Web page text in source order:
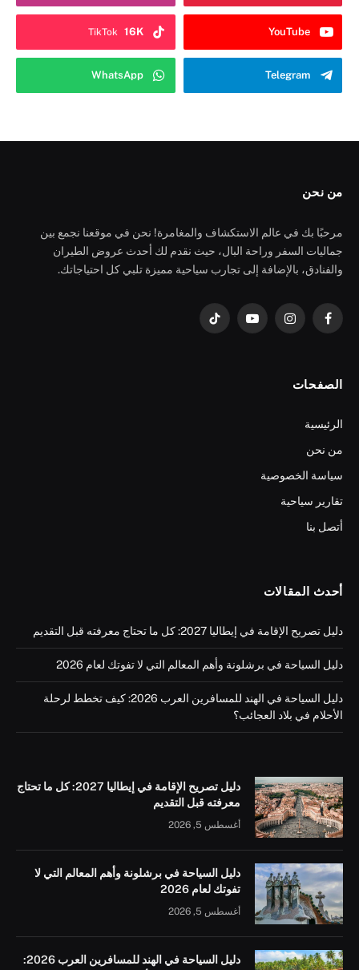
YouTube
TikTok 16K
Telegram
WhatsApp
من نحن
مرحبًا بك في عالم الاستكشاف والمغامرة! نحن في موقعنا نجمع بين
جماليات السفر وراحة البال، حيث نقدم لك أحدث عروض الطيران
والفنادق، بالإضافة إلى تجارب سياحية مميزة تلبي كل احتياجاتك.
فيسبوكالانستغراميوتيوب تيكتوك
الصفحات
الرئيسية
من نحن
سياسة الخصوصية
تقارير سياحية
أتصل بنا
أحدث المقالات
دليل تصريح الإقامة في إيطاليا 2027: كل ما تحتاج معرفته قبل التقديم
دليل السياحة في برشلونة وأهم المعالم التي لا تفوتك لعام 2026
دليل السياحة في الهند للمسافرين العرب 2026: كيف تخطط لرحلة
الأحلام في بلاد العجائب؟
دليل تصريح الإقامة في إيطاليا 2027: كل ما تحتاج
معرفته قبل التقديم
أغسطس 5, 2026
دليل السياحة في برشلونة وأهم المعالم التي لا
تفوتك لعام 2026
أغسطس 5, 2026
دليل السياحة في الهند للمسافرين العرب 2026: